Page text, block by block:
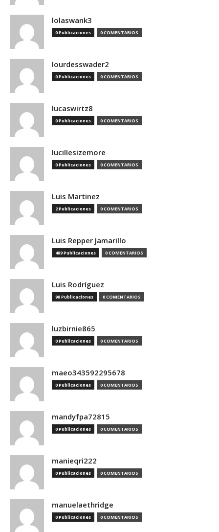
lolaswank3
0 Publicaciones 0 COMENTARIOS
lourdesswader2
0 Publicaciones 0 COMENTARIOS
lucaswirtz8
0 Publicaciones 0 COMENTARIOS
lucillesizemore
0 Publicaciones 0 COMENTARIOS
Luis Martinez
2 Publicaciones 0 COMENTARIOS
Luis Repper Jamarillo
489 Publicaciones 0 COMENTARIOS
Luis Rodríguez
98 Publicaciones 0 COMENTARIOS
luzbirnie865
0 Publicaciones 0 COMENTARIOS
maeo343592295678
0 Publicaciones 0 COMENTARIOS
mandyfpa72815
0 Publicaciones 0 COMENTARIOS
manieqri222
0 Publicaciones 0 COMENTARIOS
manuelaethridge
0 Publicaciones 0 COMENTARIOS